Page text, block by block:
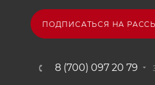
ПОДПИСАТЬСЯ НА
8 (700) 097 20 79